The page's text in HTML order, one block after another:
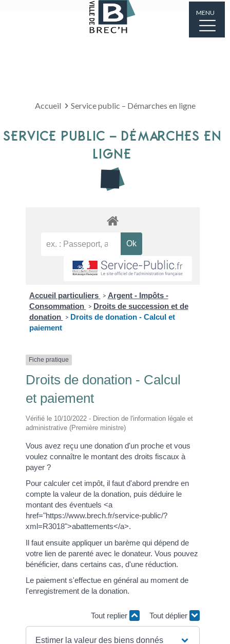
MENU
Accueil Service public – Démarches en ligne
SERVICE PUBLIC – DÉMARCHES EN
LIGNE
Accueil particuliers > Argent - Impôts -
Consommation > Droits de succession et de
donation > Droits de donation - Calcul et
paiement
Fiche pratique
Droits de donation - Calcul
et paiement
Vérifié le 10/10/2022 - Direction de l'information légale et
administrative (Première ministre)
Vous avez reçu une donation d'un proche et vous
voulez connaître le montant des droits fiscaux à
payer ?
Pour calculer cet impôt, il faut d'abord prendre en
compte la valeur de la donation, puis déduire le
montant des éventuels <a
href="https://www.brech.fr/service-public/?
xml=R3018">abattements</a>.
Il faut ensuite appliquer un barème qui dépend de
votre lien de parenté avec le donateur. Vous pouvez
bénéficier, dans certains cas, d'une réduction.
Le paiement s'effectue en général au moment de
l'enregistrement de la donation.
Tout replier Tout déplier
Estimer la valeur des biens donnés